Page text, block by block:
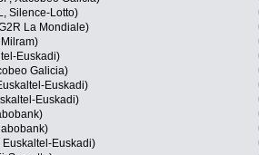
Silence-Lotto)
La Mondiale)
Euskadi)
Galicia)
Euskadi)
Euskadi)
Euskaltel-Euskadi)